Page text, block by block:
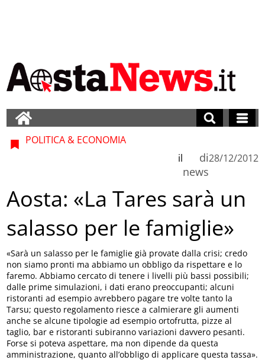
POLITICA & ECONOMIA
di
news
il 28/12/2012
Aosta: «La Tares sarà un
salasso per le famiglie»
«Sarà un salasso per le famiglie già provate dalla crisi; credo
non siamo pronti ma abbiamo un obbligo da rispettare e lo
faremo. Abbiamo cercato di tenere i livelli più bassi possibili;
dalle prime simulazioni, i dati erano preoccupanti; alcuni
ristoranti ad esempio avrebbero pagare tre volte tanto la
Tarsu; questo regolamento riesce a calmierare gli aumenti
anche se alcune tipologie ad esempio ortofrutta, pizze al
taglio, bar e ristoranti subiranno variazioni davvero pesanti.
Forse si poteva aspettare, ma non dipende da questa
amministrazione, quanto all’obbligo di applicare questa tassa».